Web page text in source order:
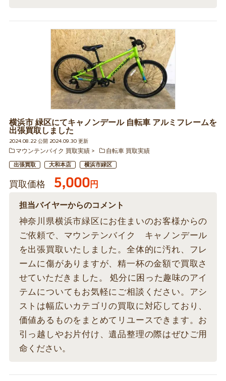
横浜市 緑区にてキャノンデール 自転車 アルミフレームを
出張買取しました
2024.08.22 公開 2024.09.30 更新
マウンテンバイク 買取実績
自転車 買取実績
出張買取 大和本店 横浜市緑区
買取価格 5,000円
担当バイヤーからのコメント
神奈川県横浜市緑区にお住まいのお客様からの
ご依頼で、マウンテンバイク キャノンデール
を出張買取いたしました。全体的に汚れ、フレ
ームに傷がありますが、精一杯の金額で買取さ
せていただきました。 処分に困った趣味のアイ
テムについてもお気軽にご相談ください。アシ
ストは幅広いカテゴリの買取に対応しており、
価値あるものをまとめてリユースできます。お
引っ越しやお片付け、遺品整理の際はぜひご用
命ください。